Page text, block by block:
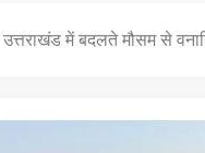
उत्तराखंड में बदलते मौसम से